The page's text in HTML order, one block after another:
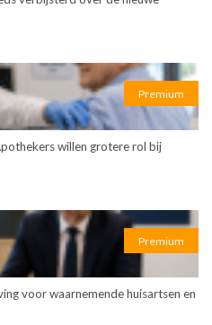
Premium
willen grotere rol bij
Premium
voor waarnemende huisartsen en